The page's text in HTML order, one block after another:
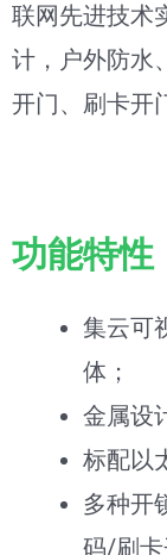
联网先进技术
计，户外防水
开门、刷卡开
功能特性
集云可
体；
金属设
标配以
多种开
码/刷卡